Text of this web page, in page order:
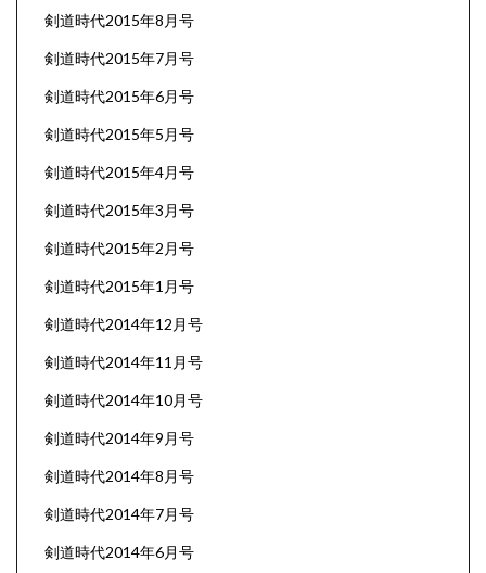
剣道時代2015年8月号
剣道時代2015年7月号
剣道時代2015年6月号
剣道時代2015年5月号
剣道時代2015年4月号
剣道時代2015年3月号
剣道時代2015年2月号
剣道時代2015年1月号
剣道時代2014年12月号
剣道時代2014年11月号
剣道時代2014年10月号
剣道時代2014年9月号
剣道時代2014年8月号
剣道時代2014年7月号
剣道時代2014年6月号